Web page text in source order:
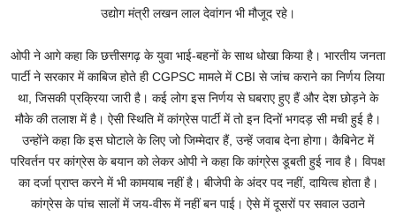
उद्योग मंत्री लखन लाल देवांगन भी मौजूद रहे।
ओपी ने आगे कहा कि छत्तीसगढ़ के युवा भाई-बहनों के साथ धोखा किया है। भारतीय जनता
पार्टी ने सरकार में काबिज होते ही CGPSC मामले में CBI से जांच कराने का निर्णय लिया
था, जिसकी प्रक्रिया जारी है। कई लोग इस निर्णय से घबराए हुए हैं और देश छोड़ने के
मौके की तलाश में है। ऐसी स्थिति में कांग्रेस पार्टी में तो इन दिनों भगदड़ सी मची हुई है।
उन्होंने कहा कि इस घोटाले के लिए जो जिम्मेदार हैं, उन्हें जवाब देना होगा। कैबिनेट में
परिवर्तन पर कांग्रेस के बयान को लेकर ओपी ने कहा कि कांग्रेस डूबती हुई नाव है। विपक्ष
का दर्जा प्राप्त करने में भी कामयाब नहीं है। बीजेपी के अंदर पद नहीं, दायित्व होता है।
कांग्रेस के पांच सालों में जय-वीरू में नहीं बन पाई। ऐसे में दूसरों पर सवाल उठाने